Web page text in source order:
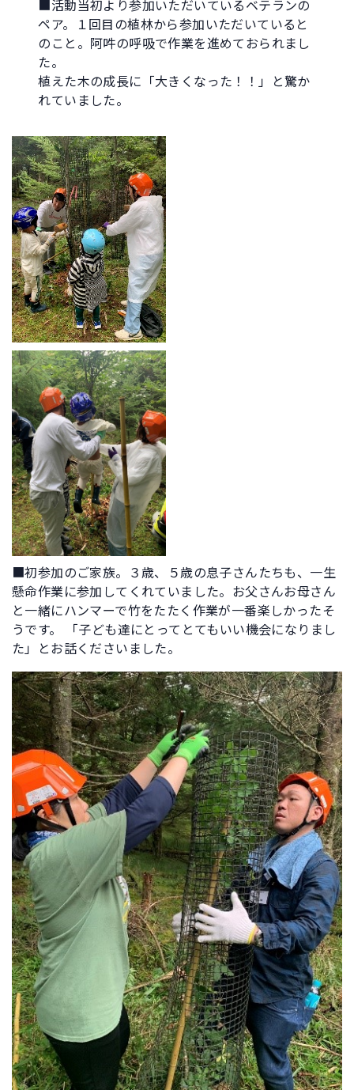
■活動当初より参加いただいているベテランの
ペア。１回目の植林から参加いただいていると
のこと。阿吽の呼吸で作業を進めておられまし
た。
植えた木の成長に「大きくなった！！」と驚か
れていました。
■初参加のご家族。３歳、５歳の息子さんたちも、一生
懸命作業に参加してくれていました。お父さんお母さん
と一緒にハンマーで竹をたたく作業が一番楽しかったそ
うです。 「子ども達にとってとてもいい機会になりまし
た」とお話くださいました。